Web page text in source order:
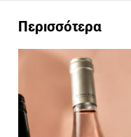
Περισσότερα